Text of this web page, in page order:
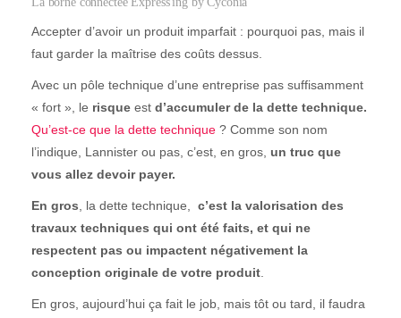
Accepter d’avoir un produit imparfait : pourquoi pas, mais il
faut garder la maîtrise des coûts dessus.
Avec un pôle technique d’une entreprise pas suffisamment
« fort », le risque est d’accumuler de la dette technique.
Qu’est-ce que la dette technique ? Comme son nom
l’indique, Lannister ou pas, c’est, en gros, un truc que
vous allez devoir payer.
En gros , la dette technique,
c’est la valorisation des
travaux techniques qui ont été faits, et qui ne
respectent pas ou impactent négativement la
conception originale de votre produit
En gros, aujourd’hui ça fait le job, mais tôt ou tard, il faudra